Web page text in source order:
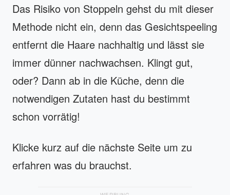
Das Risiko von Stoppeln gehst du mit dieser
Methode nicht ein, denn das Gesichtspeeling
entfernt die Haare nachhaltig und lässt sie
immer dünner nachwachsen. Klingt gut,
oder? Dann ab in die Küche, denn die
notwendigen Zutaten hast du bestimmt
schon vorrätig!
Klicke kurz auf die nächste Seite um zu
erfahren was du brauchst.